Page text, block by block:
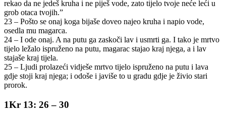
rekao da ne jedeš kruha i ne piješ vode, zato tijelo tvoje neće leći u
grob otaca tvojih.”
23 – Pošto se onaj koga bijaše doveo najeo kruha i napio vode,
osedla mu magarca.
24 – I ode onaj. A na putu ga zaskoči lav i usmrti ga. I tako je mrtvo
tijelo ležalo ispruženo na putu, magarac stajao kraj njega, a i lav
stajaše kraj tijela.
25 – Ljudi prolazeći vidješe mrtvo tijelo ispruženo na putu i lava
gdje stoji kraj njega; i odoše i javiše to u gradu gdje je živio stari
prorok.
1Kr 13: 26 – 30